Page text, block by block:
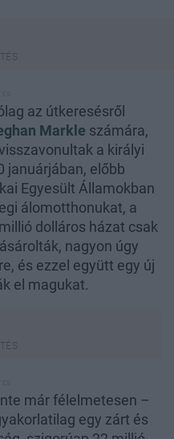
az útkeresésről
Markle számára,
a királyi
januárjában, előbb
Egyesült Államokban
álomotthonukat, a
dolláros házat csak
nagyon úgy
és ezzel együtt egy új
el magukat.
már félelmetesen –
egy zárt és